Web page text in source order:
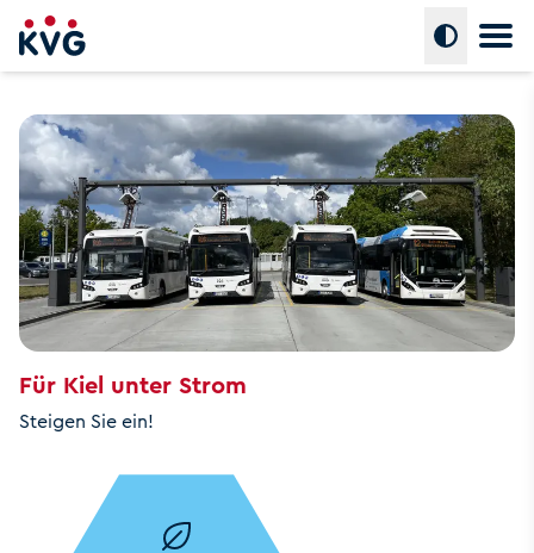
Für Kiel unter Strom
Steigen Sie ein!
Für
Für